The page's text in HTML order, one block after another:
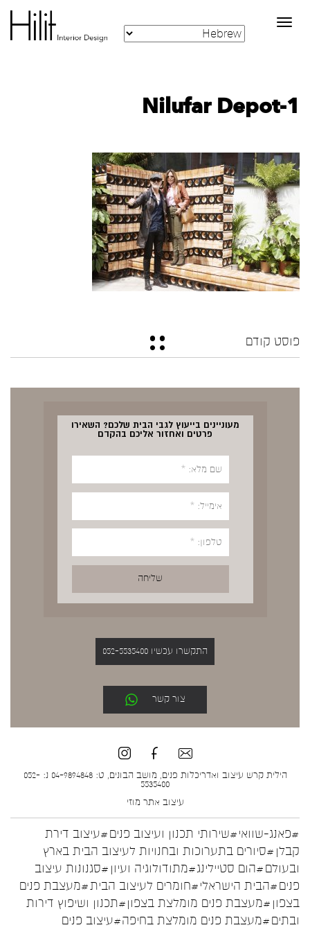
Toggle
navigation
Nilufar Depot-1
פוסט קודם
מעוניינים בייעוץ לגבי הבית שלכם? השאירו
פרטים ואחזור אליכם בהקדם
התקשרו עכשיו 052-5535400
צור קשר
הילית קרש עיצוב ואדריכלות פנים, מושב הבונים, ט: 04-9894848 נ: 052-
5535400
עיצוב אתר מוזי
#פאנג-שוואי#שירותי תכנון ועיצוב פנים#עיצוב דירת
קבלן #סיורים בתערוכות ובחנויות לעיצוב הבית בארץ
ובעולם#הום סטיילינג#מתודולוגיה ועיון #סגנונות עיצוב
פנים#הבית הישראלי#חומרים לעיצוב הבית#מעצבת פנים
בצפון #מעצבת פנים מומלצת בצפון#תכנון ושיפוץ דירות
ובתים#מעצבת פנים מומלצת בחיפה#עיצוב פנים